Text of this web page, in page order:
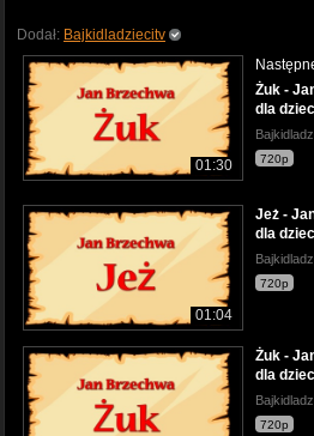
Dodał: Bajkidladziecitv
01:30
Żuk -
dla
720p
01:04
Jeż -
dla
720p
Żuk -
dla
720p